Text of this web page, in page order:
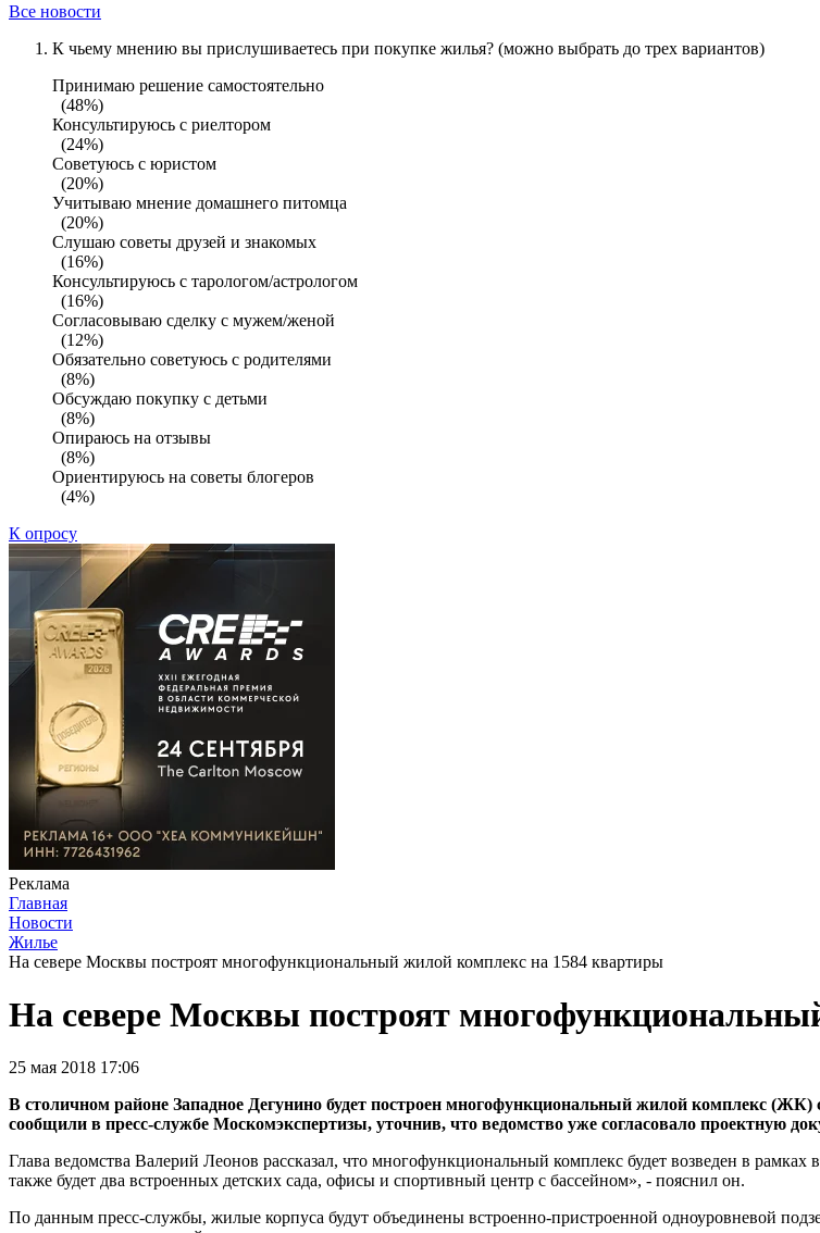
Все новости
К чьему мнению вы прислушиваетесь при покупке жилья? (можно выбрать до трех вариантов)
Принимаю решение самостоятельно
(48%)
Консультируюсь с риелтором
(24%)
Советуюсь с юристом
(20%)
Учитываю мнение домашнего питомца
(20%)
Слушаю советы друзей и знакомых
(16%)
Консультируюсь с тарологом/астрологом
(16%)
Согласовываю сделку с мужем/женой
(12%)
Обязательно советуюсь с родителями
(8%)
Обсуждаю покупку с детьми
(8%)
Опираюсь на отзывы
(8%)
Ориентируюсь на советы блогеров
(4%)
К опросу
Реклама
Главная
Новости
Жилье
На севере Москвы построят многофункциональный жилой комплекс на 1584 квартиры
На севере Москвы построят
25 мая 2018 17:06
В столичном районе Западное Дегунино будет построен многофункциональный жилой комплекс
сообщили в пресс-службе Москомэкспертизы, уточнив, что ведомство уже согласовало проектную
Глава ведомства Валерий Леонов рассказал, что многофункциональный комплекс будет возведен в
также будет два встроенных детских сада, офисы и спортивный центр с бассейном», - пояснил он.
По данным пресс-службы, жилые корпуса будут объединены встроенно-пристроенной одноуровневой